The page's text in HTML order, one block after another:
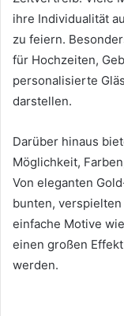
ihre Individualität
zu feiern.
für Hochzeiten,
personalisierte
darstellen.
Darüber hinaus
Möglichkeit,
Von eleganten
bunten,
einfache Motive
einen großen
werden.